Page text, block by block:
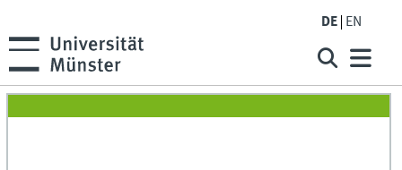
DE EN